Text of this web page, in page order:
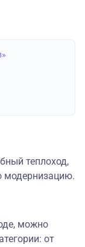
теплоход,
модернизацию.
можно
от